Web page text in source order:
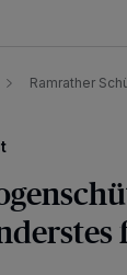
Ramrather